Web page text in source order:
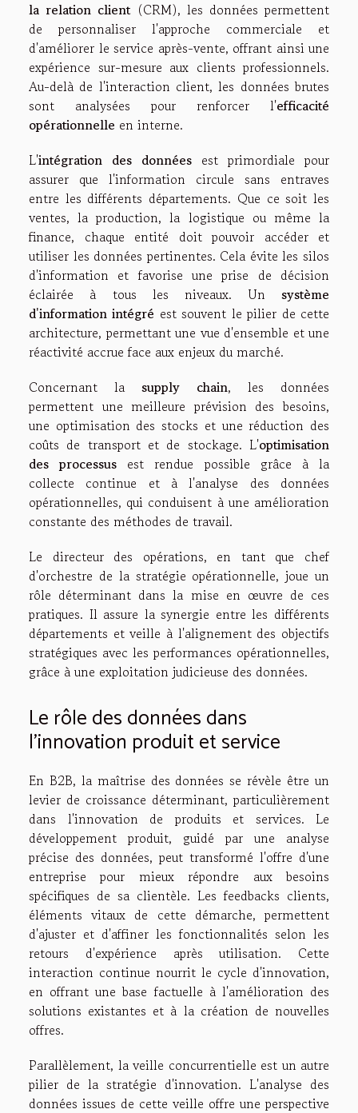
la relation client(CRM), les données permettent
de personnaliser l'approche commerciale et
d'améliorer le service après-vente, offrant ainsi une
expérience sur-mesure aux clients professionnels.
Au-delà de l'interaction client, les données brutes
sont analysées pour renforcer l'efficacité
opérationnelle en interne.
L'intégration des données est primordiale pour
assurer que l'information circule sans entraves
entre les différents départements. Que ce soit les
ventes, la production, la logistique ou même la
finance, chaque entité doit pouvoir accéder et
utiliser les données pertinentes. Cela évite les silos
d'information et favorise une prise de décision
éclairée à tous les niveaux. Un système
d'information intégré est souvent le pilier de cette
architecture, permettant une vue d'ensemble et une
réactivité accrue face aux enjeux du marché.
Concernant la supply chain, les données
permettent une meilleure prévision des besoins,
une optimisation des stocks et une réduction des
coûts de transport et de stockage. L'optimisation
des processus est rendue possible grâce à la
collecte continue et à l'analyse des données
opérationnelles, qui conduisent à une amélioration
constante des méthodes de travail.
Le directeur des opérations, en tant que chef
d'orchestre de la stratégie opérationnelle, joue un
rôle déterminant dans la mise en œuvre de ces
pratiques. Il assure la synergie entre les différents
départements et veille à l'alignement des objectifs
stratégiques avec les performances opérationnelles,
grâce à une exploitation judicieuse des données.
Le rôle des données dans
l'innovation produit et service
En B2B, la maîtrise des données se révèle être un
levier de croissance déterminant, particulièrement
dans l'innovation de produits et services. Le
développement produit, guidé par une analyse
précise des données, peut transformé l'offre d'une
entreprise pour mieux répondre aux besoins
spécifiques de sa clientèle. Les feedbacks clients,
éléments vitaux de cette démarche, permettent
d'ajuster et d'affiner les fonctionnalités selon les
retours d'expérience après utilisation. Cette
interaction continue nourrit le cycle d'innovation,
en offrant une base factuelle à l'amélioration des
solutions existantes et à la création de nouvelles
offres.
Parallèlement, la veille concurrentielle est un autre
pilier de la stratégie d'innovation. L'analyse des
données issues de cette veille offre une perspective